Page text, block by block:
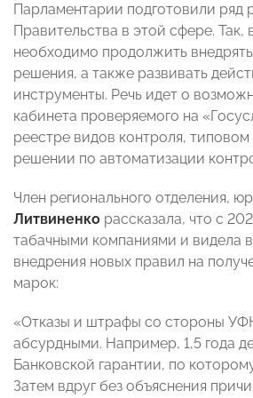
Парламентарии подготовили ряд
Правительства в этой сфере. Так,
необходимо продолжить
решения, а также развивать
инструменты. Речь идет о
кабинета проверяемого на
реестре видов контроля,
решении по автоматизации
Член регионального отделения,
Литвиненко рассказала, что с
табачными компаниями и видела
внедрения новых правил на
марок:
«Отказы и штрафы со стороны
абсурдными. Например, 1,5 года
Банковской гарантии, по
Затем вдруг без объяснения